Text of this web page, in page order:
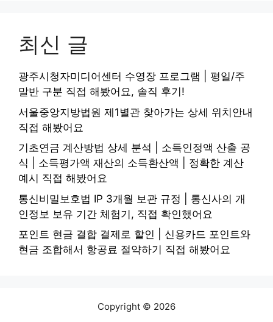
최신 글
광주시청자미디어센터 수영장 프로그램 | 평일/주
말반 구분 직접 해봤어요, 솔직 후기!
서울중앙지방법원 제1별관 찾아가는 상세 위치안내
직접 해봤어요
기초연금 계산방법 상세 분석 | 소득인정액 산출 공
식 | 소득평가액 재산의 소득환산액 | 정확한 계산
예시 직접 해봤어요
통신비밀보호법 IP 3개월 보관 규정 | 통신사의 개
인정보 보유 기간 체험기, 직접 확인했어요
포인트 현금 결합 결제로 할인 | 신용카드 포인트와
현금 조합해서 항공료 절약하기 직접 해봤어요
Copyright © 2026